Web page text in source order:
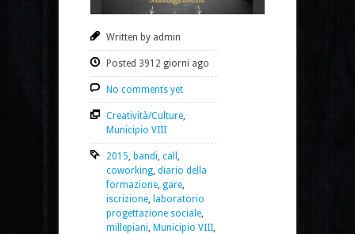
Written by admin
Posted 3912 giorni ago
No comments yet
Creatività/Culture
Municipio VIII
2015 bandi call
coworking diario della
formazione gare
iscrizione
laboratorio
progettazione sociale
millepiani Municipio VIII